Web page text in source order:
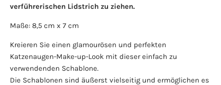
verführerischen Lidstrich zu ziehen.
Maße: 8,5 cm x 7 cm
Kreieren Sie einen glamourösen und perfekten
Katzenaugen-Make-up-Look mit dieser einfach zu
verwendenden Schablone.
Die Schablonen sind äußerst vielseitig und ermöglichen es